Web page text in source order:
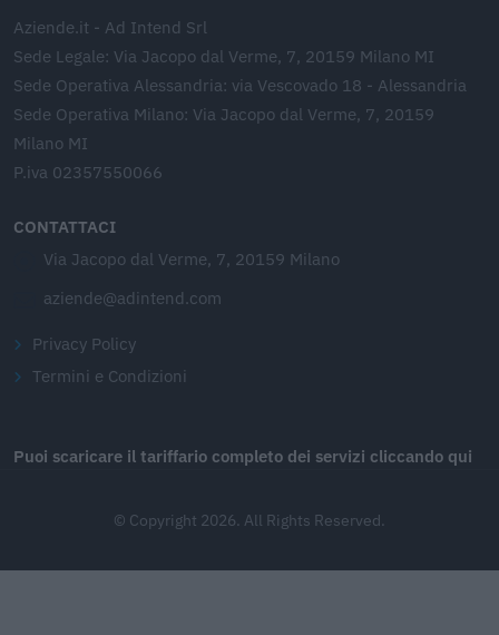
Aziende.it - Ad Intend Srl
Sede Legale: Via Jacopo dal Verme, 7, 20159 Milano MI
Sede Operativa Alessandria: via Vescovado 18 - Alessandria
Sede Operativa Milano: Via Jacopo dal Verme, 7, 20159
Milano MI
P.iva 02357550066
CONTATTACI
Via Jacopo dal Verme, 7, 20159 Milano
aziende@adintend.com
Privacy Policy
Termini e Condizioni
Puoi scaricare il tariffario completo dei servizi cliccando qui
© Copyright 2026. All Rights Reserved.